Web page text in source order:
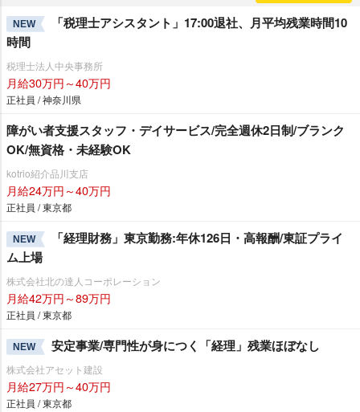
NEW
「税理士アシスタント」17:00退社、月平均残業時間10
時間
税理士法人中央事務所
月給30万円～40万円
正社員 / 神奈川県
障がい者支援スタッフ・デイサービス/完全週休2日制/ブランク
OK/無資格・未経験OK
kotrio紹介品川支店
月給24万円～40万円
正社員 / 東京都
NEW
「経理財務」東京勤務:年休126日・高報酬/東証プライ
ム上場
株式会社北の達人コーポレーション
月給42万円～89万円
正社員 / 東京都
NEW 安定事業/専門性が身につく「経理」残業ほぼなし
株式会社アセット建設
月給27万円～40万円
正社員 / 東京都